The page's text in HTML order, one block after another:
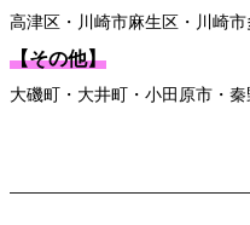
高津区・川崎市麻生区・川崎市
【その他】
大磯町・大井町・小田原市・